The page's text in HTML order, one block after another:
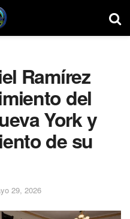
Ramírez
del
York y
de su
29, 2026